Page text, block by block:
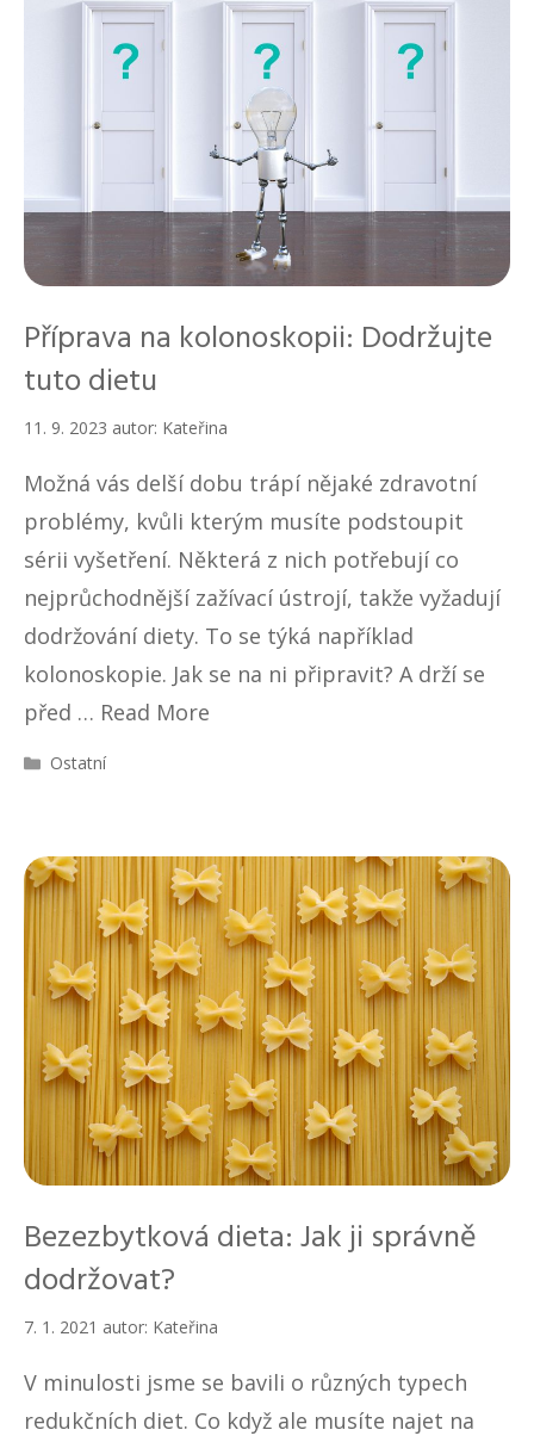
Příprava na kolonoskopii: Dodržujte
tuto dietu
11. 9. 2023 autor: Kateřina
Možná vás delší dobu trápí nějaké zdravotní
problémy, kvůli kterým musíte podstoupit
sérii vyšetření. Některá z nich potřebují co
nejprůchodnější zažívací ústrojí, takže vyžadují
dodržování diety. To se týká například
kolonoskopie. Jak se na ni připravit? A drží se
před … Read More
R
i
k
y
Ostatní
Bezezbytková dieta: Jak ji správně
dodržovat?
7. 1. 2021 autor: Kateřina
V minulosti jsme se bavili o různých typech
redukčních diet. Co když ale musíte najet na